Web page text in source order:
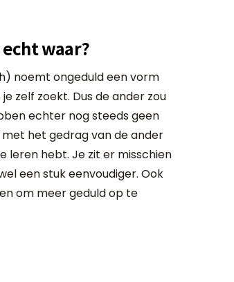
waar?
noemt ongeduld een vorm
zelf zoekt. Dus de ander zou
echter nog steeds geen
het gedrag van de ander
leren hebt. Je zit er misschien
een stuk eenvoudiger. Ook
om meer geduld op te